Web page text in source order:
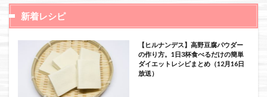
新着レシピ
【ヒルナンデス】高野豆腐パウダー
の作り方。1日3杯食べるだけの簡単
ダイエットレシピまとめ（12月16日
放送）